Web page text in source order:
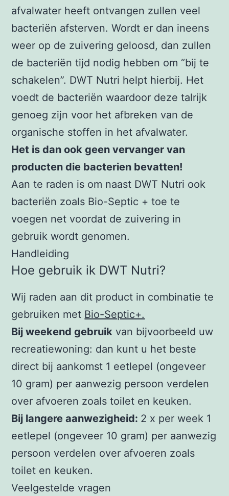
afvalwater heeft ontvangen zullen veel
bacteriën afsterven. Wordt er dan ineens
weer op de zuivering geloosd, dan zullen
de bacteriën tijd nodig hebben om “bij te
schakelen”. DWT Nutri helpt hierbij. Het
voedt de bacteriën waardoor deze talrijk
genoeg zijn voor het afbreken van de
organische stoffen in het afvalwater.
Het is dan ook geen vervanger van
producten die bacterien bevatten!
Aan te raden is om naast DWT Nutri ook
bacteriën zoals Bio-Septic + toe te
voegen net voordat de zuivering in
gebruik wordt genomen.
Handleiding
Hoe gebruik ik DWT Nutri?
Wij raden aan dit product in combinatie te
gebruiken met Bio-Septic+.
Bij weekend gebruik van bijvoorbeeld uw
recreatiewoning: dan kunt u het beste
direct bij aankomst 1 eetlepel (ongeveer
10 gram) per aanwezig persoon verdelen
over afvoeren zoals toilet en keuken.
Bij langere aanwezigheid: 2 x per week 1
eetlepel (ongeveer 10 gram) per aanwezig
persoon verdelen over afvoeren zoals
toilet en keuken.
Veelgestelde vragen